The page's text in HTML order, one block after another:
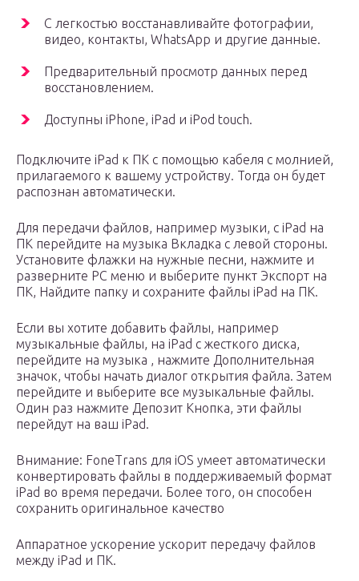
С легкостью восстанавливайте фотографии,
видео, контакты, WhatsApp и другие данные.
Предварительный просмотр данных перед
восстановлением.
Доступны iPhone, iPad и iPod touch.
Подключите iPad к ПК с помощью кабеля с молнией,
прилагаемого к вашему устройству. Тогда он будет
распознан автоматически.
Для передачи файлов, например музыки, с iPad на
ПК перейдите на музыка Вкладка с левой стороны.
Установите флажки на нужные песни, нажмите и
разверните PC меню и выберите пункт Экспорт на
ПК, Найдите папку и сохраните файлы iPad на ПК.
Если вы хотите добавить файлы, например
музыкальные файлы, на iPad с жесткого диска,
перейдите на музыка , нажмите Дополнительная
значок, чтобы начать диалог открытия файла. Затем
перейдите и выберите все музыкальные файлы.
Один раз нажмите Депозит Кнопка, эти файлы
перейдут на ваш iPad.
Внимание: FoneTrans для iOS умеет автоматически
конвертировать файлы в поддерживаемый формат
iPad во время передачи. Более того, он способен
сохранить оригинальное качество
Аппаратное ускорение ускорит передачу файлов
между iPad и ПК.